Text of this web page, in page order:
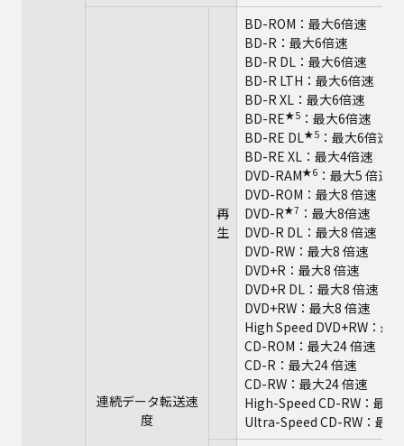
連続データ転送速
度
再
生
BD-ROM：最大6倍速
BD-R：最大6倍速
BD-R DL：最大6倍速
BD-R LTH：最大6倍速
BD-R XL：最大6倍速
BD-RE★5 ：最大6倍速
BD-RE DL★5 ：最大6倍速
BD-RE XL：最大4倍速
DVD-RAM★6 ：最大5 倍速
DVD-ROM：最大8 倍速
DVD-R★7 ：最大8倍速
DVD-R DL：最大8 倍速
DVD-RW：最大8 倍速
DVD+R：最大8 倍速
DVD+R DL：最大8 倍速
DVD+RW：最大8 倍速
High Speed DVD+RW：最
CD-ROM：最大24 倍速
CD-R：最大24 倍速
CD-RW：最大24 倍速
High-Speed CD-RW：最大
Ultra-Speed CD-RW：最大